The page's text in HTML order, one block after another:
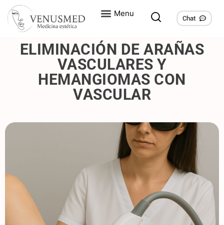
Chat
ELIMINACIÓN DE ARAÑAS
VASCULARES Y
HEMANGIOMAS CON
VASCULAR